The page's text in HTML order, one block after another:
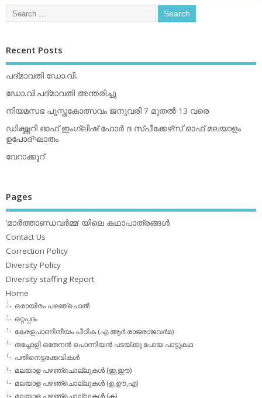
Recent Posts
പദ്മാവതി ഡോ.വി.
ഡോ.വി.പദ്മാവതി അന്തരിച്ചു
നിയമസഭ പുസ്തകോത്സവം ജനുവരി 7 മുതല്‍ 13 വരെ
ഡിക്ഷ്ണറി ഓഫ് ഇംഗ്ലിഷ് ഫോര്‍ ദ സ്പീക്കേഴ്‌സ് ഓഫ് മലയാളം
ഉപോദ്ഘാതം
വേറാക്കൂറ്
Pages
‘മാര്‍ത്താണ്ഡവര്‍മ്മ’ യിലെ കഥാപാത്രങ്ങള്‍
Contact Us
Correction Policy
Diversity Policy
Diversity staffing Report
Home
ഒരായിരം പഴഞ്ചൊല്‍
ഒറ്റപ്പദം
കേരളപാണിനീയം പീഠിക (എ.ആര്‍.രാജരാജവര്‍മ)
തച്ചോളി ഒതേനൻ പൊന്നിയൻ പടയ്‌ക്കു പോയ പാട്ടുകഥ
പതിനെട്ടരക്കവികള്‍
മലയാള പഴഞ്ചൊല്ലുകള്‍ (ഇ,ഈ)
മലയാള പഴഞ്ചൊല്ലുകള്‍ (ഉ,ഊ,എ)
മലയാള പഴഞ്ചൊല്ലുകള്‍ (ക)